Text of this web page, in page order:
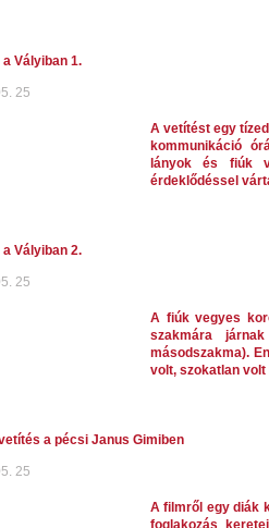
Vályiban 1.
25
A vetítést egy
kommunikáció
lányok és fiúk
érdeklődéssel
Vályiban 2.
25
A fiúk vegyes
szakmára
másodszakma).
volt, szokatlan volt
a pécsi Janus Gimiben
25
A filmről egy diák
foglakozás